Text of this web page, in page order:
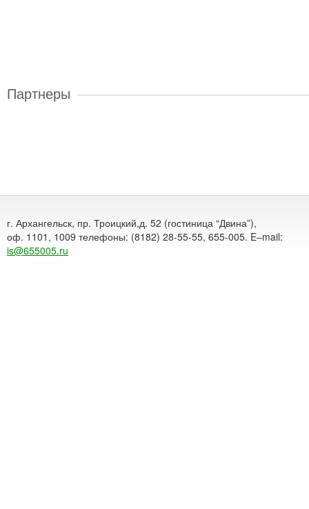
Партнеры
г. Архангельск, пр. Троицкий,д. 52 (гостиница “Двина”),
оф. 1101, 1009 телефоны: (8182) 28-55-55, 655-005. E–mail:
is@655005.ru